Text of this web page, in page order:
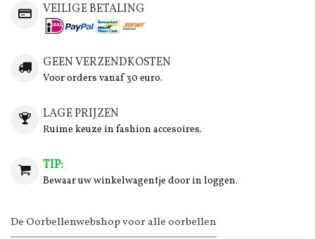
VEILIGE BETALING
GEEN VERZENDKOSTEN
Voor orders vanaf 30 euro.
LAGE PRIJZEN
Ruime keuze in fashion accesoires.
TIP:
Bewaar uw winkelwagentje door in loggen.
De Oorbellenwebshop voor alle oorbellen